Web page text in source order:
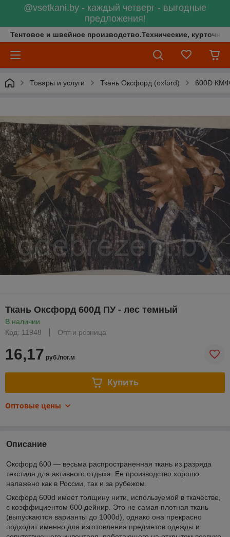
@vsetkani.by - каждый четверг - выгодные
предложения!
Тентовое и швейное производство.Технические,
Товары и услуги Ткань Оксфорд (oxford) 600D
Ткань Оксфорд 600Д ПУ - лес темный
В наличии
Код: 11948
Опт и розница
16,17 руб./пог.м
Купить
Оптовые цены
Описание
Оксфорд 600 — весьма распространенная ткань из разряда
текстиля для активного отдыха. Ее производство хорошо
налажено как в России, так и за рубежом.
Оксфорд 600d имеет толщину нити, используемой в ткачестве,
с коэффициентом 600 дейнир. Это не самая плотная ткань
(выпускаются варианты до 1000d), однако она прекрасно
подходит именно для изготовления предметов одежды и